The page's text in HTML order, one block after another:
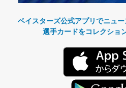
ベイスターズ公式アプリでニュ
選手カードをコレクショ